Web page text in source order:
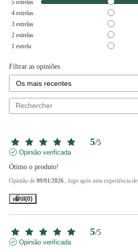
5 estrelas
4 estrelas
3 estrelas
2 estrelas
1 estrela
Filtrar as opiniões
5/5
Opinião verificada
Ótimo o produto!
Opinião de 09/01/2026 , logo após uma experiência de
Útil(0)
5/5
Opinião verificada